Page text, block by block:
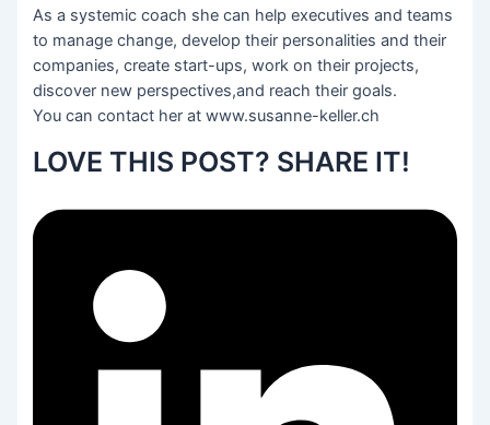
As a systemic coach she can help executives and teams
to manage change, develop their personalities and their
companies, create start-ups, work on their projects,
discover new perspectives,and reach their goals.
You can contact her at www.susanne-keller.ch
LOVE THIS POST? SHARE IT!